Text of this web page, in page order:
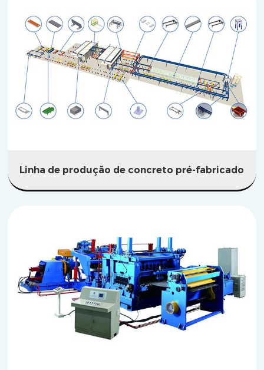
Linha de produção de concreto pré-fabricado